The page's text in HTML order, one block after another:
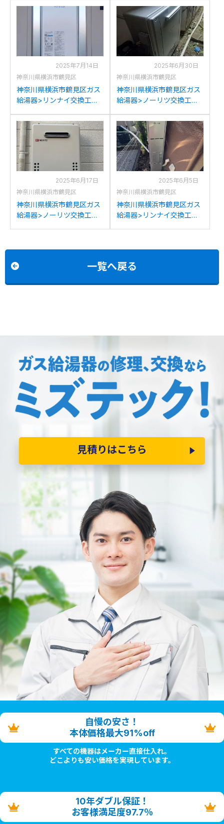
V2406Wからリンナイ
ツGT-2427SAWX-Hからノ
ーリツGT-2470SAW-H BL
への交換
2025年7月14日
神奈川県横浜市鶴見区
神奈川県横浜市鶴見区ガス
給湯器>リンナイ交換工事
S2003SATNからリンナイ
RUF-SA2005SAT(A)への交
換
2025年6月30日
神奈川県横浜市鶴見区
神奈川県横浜市鶴見区ガス
給湯器>ノーリツ交換工事
2450SARXからノーリツ
GT-C2472SAR BLへの交換
2025年6月17日
神奈川県横浜市鶴見区
神奈川県横浜市鶴見区ガス
給湯器>ノーリツ交換工事
2025年6月5日
神奈川県横浜市鶴見区
神奈川県横浜市鶴見区ガス
給湯器>リンナイ交換工事
一覧へ戻る
見積りはこちら
自慢の安さ！
本体価格最大91%off
すべての機器はメーカー直接仕入れ。
どこよりも安い価格を実現しています。
10年ダブル保証！
お客様満足度97.7％